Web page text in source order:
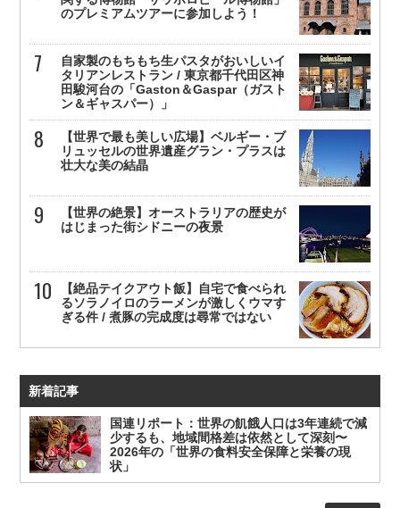
のプレミアムツアーに参加しよう！
自家製のもちもち生パスタがおいしいイ
タリアンレストラン / 東京都千代田区神
田駿河台の「Gaston＆Gaspar（ガスト
ン＆ギャスパー）」
【世界で最も美しい広場】ベルギー・ブ
リュッセルの世界遺産グラン・プラスは
壮大な美の結晶
【世界の絶景】オーストラリアの歴史が
はじまった街シドニーの夜景
【絶品テイクアウト飯】自宅で食べられ
るソラノイロのラーメンが激しくウマす
ぎる件 / 煮豚の完成度は尋常ではない
新着記事
国連リポート：世界の飢餓人口は3年連続で減
少するも、地域間格差は依然として深刻〜
2026年の「世界の食料安全保障と栄養の現
状」